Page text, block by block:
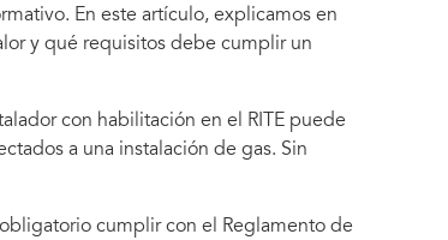
En este artículo, explicamos en
y qué requisitos debe cumplir un
con habilitación en el RITE puede
a una instalación de gas. Sin
cumplir con el Reglamento de